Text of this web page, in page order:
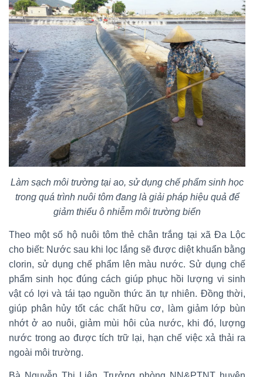
Làm sạch môi trường tại ao, sử dụng chế phẩm sinh học
trong quá trình nuôi tôm đang là giải pháp hiệu quả để
giảm thiểu ô nhiễm môi trường biển
Theo một số hộ nuôi tôm thẻ chân trắng tại xã Đa Lộc
cho biết: Nước sau khi lọc lắng sẽ được diệt khuẩn bằng
clorin, sử dụng chế phẩm lên màu nước. Sử dụng chế
phẩm sinh học đúng cách giúp phục hồi lượng vi sinh
vật có lợi và tái tạo nguồn thức ăn tự nhiên. Đồng thời,
giúp phân hủy tốt các chất hữu cơ, làm giảm lớp bùn
nhớt ở ao nuôi, giảm mùi hôi của nước, khi đó, lượng
nước trong ao được tích trữ lại, hạn chế việc xả thải ra
ngoài môi trường.